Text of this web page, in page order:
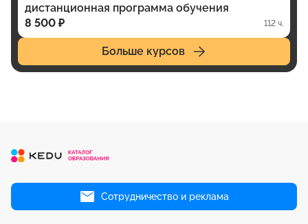
дистанционная программа обучения
8 500 ₽
112 ч.
Больше курсов
Сотрудничество и реклама